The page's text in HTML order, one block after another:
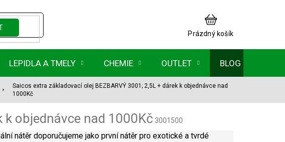
NÁKUPNÍ
KOŠÍK
Prázdný košík
LEPIDLA A TMELY CHEMIE OUTLET BLOG
Saicos extra základovací olej BEZBARVÝ 3001; 2,5L+ dárek k objednávce nad
1000Kč
k objednávce nad 1000Kč 3001500
nátěr doporučujeme jako první nátěr pro exotické a tvrdé